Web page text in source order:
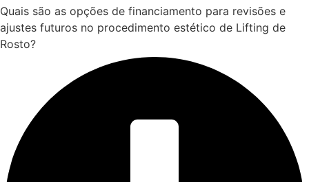
Quais são as opções de financiamento para revisões e
ajustes futuros no procedimento estético de Lifting de
Rosto?